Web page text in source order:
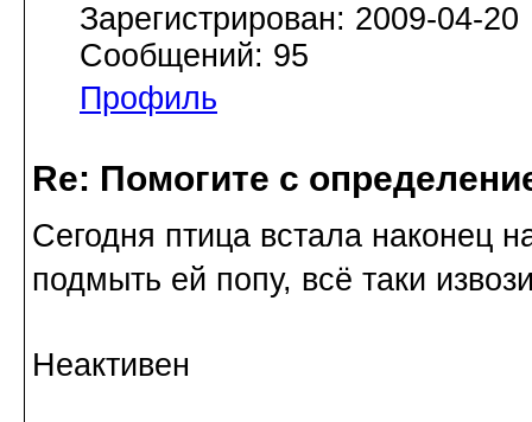
Зарегистрирован: 2009-04-20
Сообщений: 95
Профиль
Re: Помогите с
Сегодня птица встала наконец
подмыть ей попу, всё таки
Неактивен